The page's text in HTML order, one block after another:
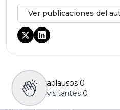
Ver publicaciones del
aplausos 0
visitantes 0